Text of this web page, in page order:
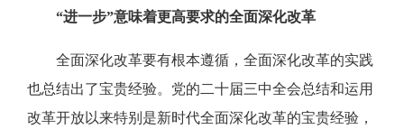
“进一步”意味着更高要求的全面深化改革
全面深化改革要有根本遵循，全面深化改革的实践
也总结出了宝贵经验。党的二十届三中全会总结和运用
改革开放以来特别是新时代全面深化改革的宝贵经验，